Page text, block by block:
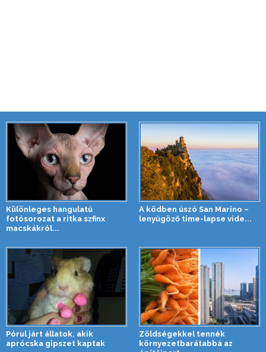
Különleges hangulatú
fotósorozat a ritka szfinx
macskákról...
A ködben úszó San Marino –
lenyűgöző time-lapse vide...
Pórul járt állatok, akik
aprócska gipszet kaptak
Zöldségekkel tennék
környezetbarátabbá az